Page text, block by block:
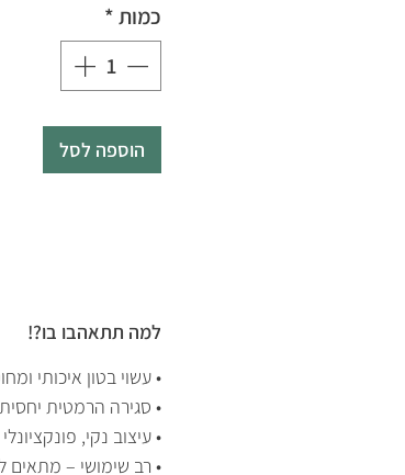
כמות*
הוספה לסל
למה תתאהבו בו?!
• עשוי בטון איכותי
• סגירה הרמטית
• עיצוב נקי,
• רב שימושי – מתאים